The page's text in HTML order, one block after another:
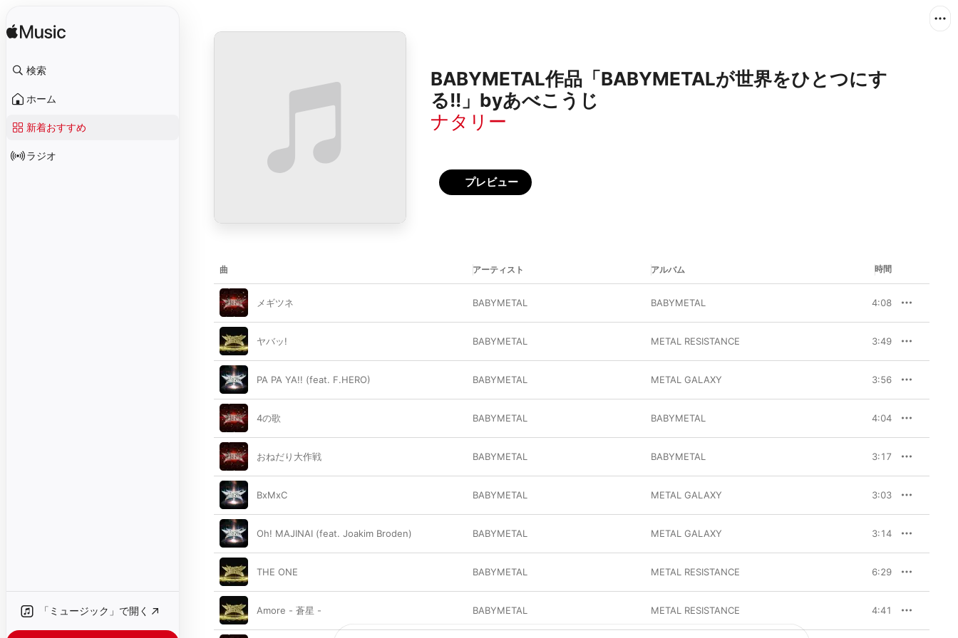
検索
ホーム
新着おすすめ
ラジオ
「ミュージック」で開く
BABYMETAL作品「BABYMETALが世界をひとつにす
る!!」byあべこうじ
ナタリー
プレビュー
曲 アーティスト アルバム 時間
メギツネ BABYMETAL BABYMETAL 4:08
ヤバッ! BABYMETAL METAL RESISTANCE 3:49
PA PA YA!! (feat. F.HERO) BABYMETAL METAL GALAXY 3:56
4の歌 BABYMETAL BABYMETAL 4:04
おねだり大作戦 BABYMETAL BABYMETAL 3:17
BxMxC BABYMETAL METAL GALAXY 3:03
Oh! MAJINAI (feat. Joakim Broden) BABYMETAL METAL GALAXY 3:14
THE ONE BABYMETAL METAL RESISTANCE 6:29
Amore - 蒼星 - BABYMETAL METAL RESISTANCE 4:41